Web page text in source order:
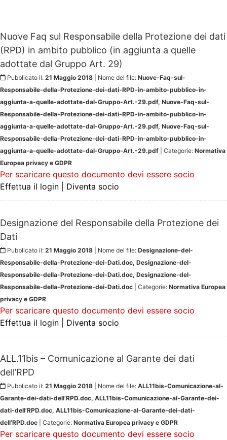
Nuove Faq sul Responsabile della Protezione dei dati
(RPD) in ambito pubblico (in aggiunta a quelle
adottate dal Gruppo Art. 29)
Pubblicato il: 21 Maggio 2018 | Nome del file: Nuove-Faq-sul-
Responsabile-della-Protezione-dei-dati-RPD-in-ambito-pubblico-in-
aggiunta-a-quelle-adottate-dal-Gruppo-Art.-29.pdf, Nuove-Faq-sul-
Responsabile-della-Protezione-dei-dati-RPD-in-ambito-pubblico-in-
aggiunta-a-quelle-adottate-dal-Gruppo-Art.-29.pdf, Nuove-Faq-sul-
Responsabile-della-Protezione-dei-dati-RPD-in-ambito-pubblico-in-
aggiunta-a-quelle-adottate-dal-Gruppo-Art.-29.pdf | Categorie: Normativa
Europea privacy e GDPR
Per scaricare questo documento devi essere socio
Effettua il login
Diventa socio
Designazione del Responsabile della Protezione dei
Dati
Pubblicato il: 21 Maggio 2018 | Nome del file: Designazione-del-
Responsabile-della-Protezione-dei-Dati.doc, Designazione-del-
Responsabile-della-Protezione-dei-Dati.doc, Designazione-del-
Responsabile-della-Protezione-dei-Dati.doc | Categorie: Normativa Europea
privacy e GDPR
Per scaricare questo documento devi essere socio
Effettua il login
Diventa socio
ALL.11bis – Comunicazione al Garante dei dati
dell’RPD
Pubblicato il: 21 Maggio 2018 | Nome del file: ALL11bis-Comunicazione-al-
Garante-dei-dati-dell’RPD.doc, ALL11bis-Comunicazione-al-Garante-dei-
dati-dell’RPD.doc, ALL11bis-Comunicazione-al-Garante-dei-dati-
dell’RPD.doc | Categorie: Normativa Europea privacy e GDPR
Per scaricare questo documento devi essere socio